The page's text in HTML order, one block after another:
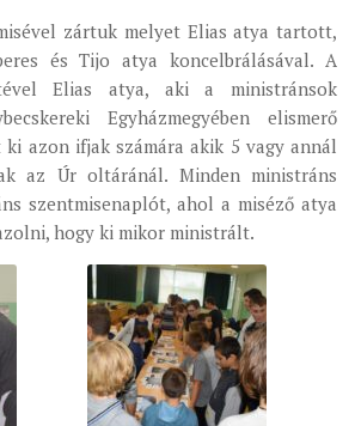
KIHÍVÁSOK KÁNONJOGI
zártuk melyet Elias atya tartott,
és Tijo atya koncelbrálásával. A
Elias atya, aki a ministránsok
Egyházmegyében elismerő
azon ifjak számára akik 5 vagy annál
az Úr oltáránál. Minden ministráns
szentmisenaplót, ahol a miséző atya
hogy ki mikor ministrált.